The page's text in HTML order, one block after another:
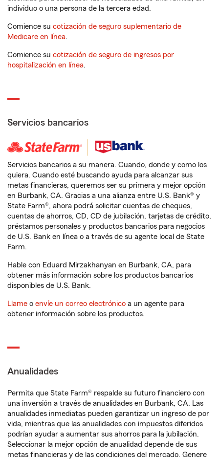
individuo o una persona de la tercera edad.
Comience su cotización de seguro suplementario de
Medicare en línea.
Comience su cotización de seguro de ingresos por
hospitalización en línea.
Servicios bancarios
Servicios bancarios a su manera. Cuando, donde y como los
quiera. Cuando esté buscando ayuda para alcanzar sus
metas financieras, queremos ser su primera y mejor opción
en Burbank, CA. Gracias a una alianza entre U.S. Bank® y
State Farm®, ahora podrá solicitar cuentas de cheques,
cuentas de ahorros, CD, CD de jubilación, tarjetas de crédito,
préstamos personales y productos bancarios para negocios
de U.S. Bank en línea o a través de su agente local de State
Farm.
Hable con Eduard Mirzakhanyan en Burbank, CA, para
obtener más información sobre los productos bancarios
disponibles de U.S. Bank.
Llame o envíe un correo electrónico a un agente para
obtener información sobre los productos.
Anualidades
Permita que State Farm® respalde su futuro financiero con
una inversión a través de anualidades en Burbank, CA. Las
anualidades inmediatas pueden garantizar un ingreso de por
vida, mientras que las anualidades con impuestos diferidos
podrían ayudar a aumentar sus ahorros para la jubilación.
Seleccionar la mejor opción de anualidad depende de sus
metas financieras y de las condiciones del mercado. Genere